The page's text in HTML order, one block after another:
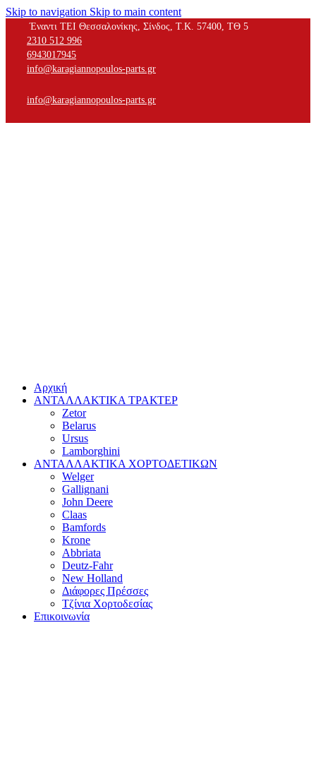
Skip to navigation Skip to main content
Έναντι ΤΕΙ Θεσσαλονίκης, Σίνδος, Τ.Κ. 57400, ΤΘ 5
2310 512 996
6943017945
info@karagiannopoulos-parts.gr
info@karagiannopoulos-parts.gr
Αρχική
ΑΝΤΑΛΛΑΚΤΙΚΑ ΤΡΑΚΤΕΡ
Zetor
Belarus
Ursus
Lamborghini
ΑΝΤΑΛΛΑΚΤΙΚΑ ΧΟΡΤΟΔΕΤΙΚΩΝ
Welger
Gallignani
John Deere
Claas
Bamfords
Krone
Abbriata
Deutz-Fahr
New Holland
Διάφορες Πρέσσες
Τζίνια Χορτοδεσίας
Επικοινωνία